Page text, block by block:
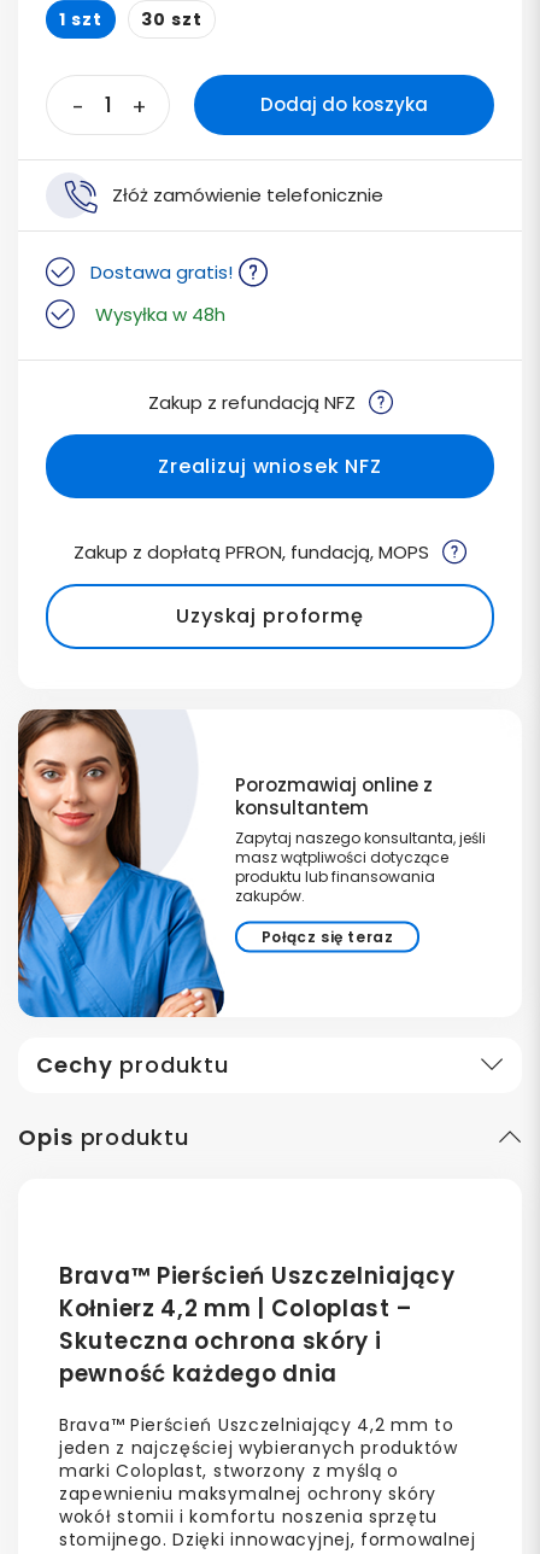
1 szt 30 szt
- + Dodaj do koszyka
Złóż zamówienie telefonicznie
Dostawa gratis!
Wysyłka w 48h
Zakup z refundacją NFZ
Zrealizuj wniosek NFZ
Zakup z dopłatą PFRON, fundacją, MOPS
Uzyskaj proformę
Porozmawiaj online z
konsultantem
Zapytaj naszego konsultanta, jeśli
masz wątpliwości dotyczące
produktu lub finansowania
zakupów.
Połącz się teraz
Cechy produktu
Opis produktu
Brava™ Pierścień Uszczelniający
Kołnierz 4,2 mm | Coloplast –
Skuteczna ochrona skóry i
pewność każdego dnia
Brava™ Pierścień Uszczelniający 4,2 mm to
jeden z najczęściej wybieranych produktów
marki Coloplast, stworzony z myślą o
zapewnieniu maksymalnej ochrony skóry
wokół stomii i komfortu noszenia sprzętu
stomijnego. Dzięki innowacyjnej, formowalnej